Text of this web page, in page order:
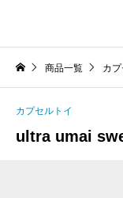
商品一覧 カ
カプセルトイ
ultra umai